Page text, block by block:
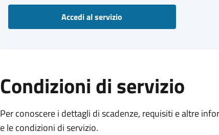
Accedi al servizio
Condizioni di servizio
Per conoscere i dettagli di scadenze, requisiti e altre
e le condizioni di servizio.